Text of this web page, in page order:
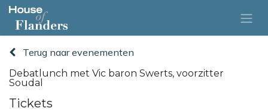
Terug naar evenementen
Debatlunch met Vic baron Swerts, voorzitter
Soudal
Tickets